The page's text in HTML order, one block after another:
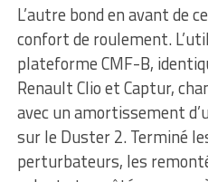
L’autre bond en avant de
confort de roulement.
plateforme CMF-B,
Renault Clio et Captur,
avec un amortissement
sur le Duster 2. Terminé
perturbateurs, les